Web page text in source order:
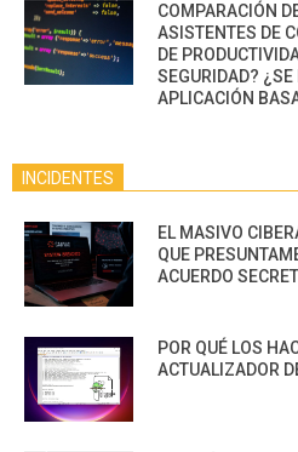
COMPARACIÓN
ASISTENTES DE
DE
SEGURIDAD? ¿SE
APLICACIÓN
INCIDENTES
EL MASIVO
QUE
ACUERDO
POR QUÉ LOS
ACTUALIZADOR